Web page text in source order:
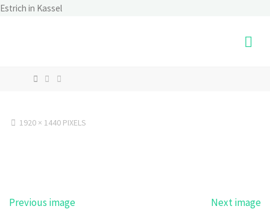
Estrich in Kassel
HOME
FULL1920 × 1440 PIXELS
Previous image Next image